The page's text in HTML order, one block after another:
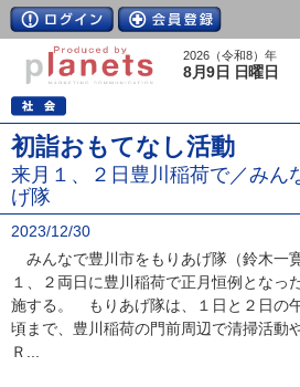
2026（令和8）年
8月9日 日曜日
初詣おもてなし活動
来月１、２日豊川稲荷で／みん
げ隊
2023/12/30
みんなで豊川市をもりあげ隊（鈴木一
１、２両日に豊川稲荷で正月恒例となっ
施する。 もりあげ隊は、１日と２日の
頃まで、豊川稲荷の門前周辺で清掃活動
Ｒ...